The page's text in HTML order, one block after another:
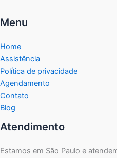
Menu
Home
Assistência
Política de privacidade
Agendamento
Contato
Blog
Atendimento
Estamos em São Paulo e